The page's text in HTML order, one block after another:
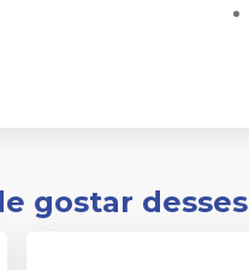
gostar desses